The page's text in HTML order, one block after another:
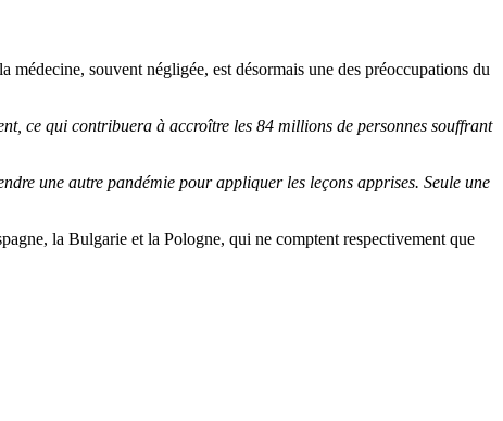
souvent négligée, est désormais une des préoccupations du
ce qui contribuera à accroître les 84 millions de personnes souffrant
une autre pandémie pour appliquer les leçons apprises. Seule une
la Bulgarie et la Pologne, qui ne comptent respectivement que